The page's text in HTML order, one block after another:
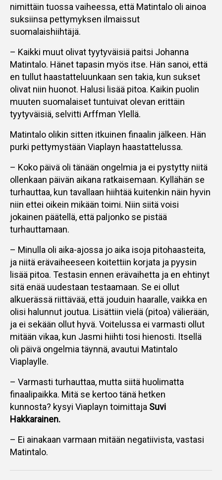
nimittäin tuossa vaiheessa, että Matintalo oli ainoa
suksiinsa pettymyksen ilmaissut
suomalaishiihtäjä.
– Kaikki muut olivat tyytyväisiä paitsi Johanna
Matintalo. Hänet tapasin myös itse. Hän sanoi, että
en tullut haastatteluunkaan sen takia, kun sukset
olivat niin huonot. Halusi lisää pitoa. Kaikin puolin
muuten suomalaiset tuntuivat olevan erittäin
tyytyväisiä, selvitti Arffman Ylellä.
Matintalo olikin sitten itkuinen finaalin jälkeen. Hän
purki pettymystään Viaplayn haastattelussa.
– Koko päivä oli tänään ongelmia ja ei pystytty niitä
ollenkaan päivän aikana ratkaisemaan. Kyllähän se
turhauttaa, kun tavallaan hiihtää kuitenkin näin hyvin
niin ettei oikein mikään toimi. Niin siitä voisi
jokainen päätellä, että paljonko se pistää
turhauttamaan.
– Minulla oli aika-ajossa jo aika isoja pitohaasteita,
ja niitä erävaiheeseen koitettiin korjata ja pyysin
lisää pitoa. Testasin ennen erävaihetta ja en ehtinyt
sitä enää uudestaan testaamaan. Se ei ollut
alkuerässä riittävää, että jouduin haaralle, vaikka en
olisi halunnut joutua. Lisättiin vielä (pitoa) välierään,
ja ei sekään ollut hyvä. Voitelussa ei varmasti ollut
mitään vikaa, kun Jasmi hiihti tosi hienosti. Itsellä
oli päivä ongelmia täynnä, avautui Matintalo
Viaplaylle.
– Varmasti turhauttaa, mutta siitä huolimatta
finaalipaikka. Mitä se kertoo tänä hetken
kunnosta? kysyi Viaplayn toimittaja Suvi
Hakkarainen.
– Ei ainakaan varmaan mitään negatiivista, vastasi
Matintalo.